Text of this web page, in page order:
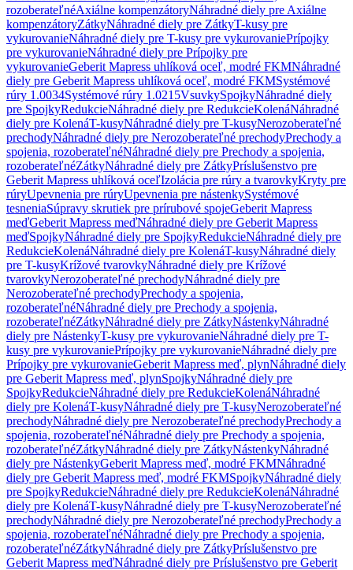
rozoberateľnéAxiálne kompenzátoryNáhradné diely pre Axiálne
kompenzátoryZátkyNáhradné diely pre ZátkyT-kusy pre
vykurovanieNáhradné diely pre T-kusy pre vykurovaniePrípojky
pre vykurovanieNáhradné diely pre Prípojky pre
vykurovanieGeberit Mapress uhlíková oceľ, modré FKMNáhradné
diely pre Geberit Mapress uhlíková oceľ, modré FKMSystémové
rúry 1.0034Systémové rúry 1.0215VsuvkySpojkyNáhradné diely
pre SpojkyRedukcieNáhradné diely pre RedukcieKolenáNáhradné
diely pre KolenáT-kusyNáhradné diely pre T-kusyNerozoberateľné
prechodyNáhradné diely pre Nerozoberateľné prechodyPrechody a
spojenia, rozoberateľnéNáhradné diely pre Prechody a spojenia,
rozoberateľnéZátkyNáhradné diely pre ZátkyPríslušenstvo pre
Geberit Mapress uhlíková oceľIzolácia pre rúry a tvarovkyKryty pre
rúryUpevnenia pre rúryUpevnenia pre nástenkySystémové
tesneniaSúpravy skrutiek pre prírubové spojeGeberit Mapress
meďGeberit Mapress meďNáhradné diely pre Geberit Mapress
meďSpojkyNáhradné diely pre SpojkyRedukcieNáhradné diely pre
RedukcieKolenáNáhradné diely pre KolenáT-kusyNáhradné diely
pre T-kusyKrížové tvarovkyNáhradné diely pre Krížové
tvarovkyNerozoberateľné prechodyNáhradné diely pre
Nerozoberateľné prechodyPrechody a spojenia,
rozoberateľnéNáhradné diely pre Prechody a spojenia,
rozoberateľnéZátkyNáhradné diely pre ZátkyNástenkyNáhradné
diely pre NástenkyT-kusy pre vykurovanieNáhradné diely pre T-
kusy pre vykurovaniePrípojky pre vykurovanieNáhradné diely pre
Prípojky pre vykurovanieGeberit Mapress meď, plynNáhradné diely
pre Geberit Mapress meď, plynSpojkyNáhradné diely pre
SpojkyRedukcieNáhradné diely pre RedukcieKolenáNáhradné
diely pre KolenáT-kusyNáhradné diely pre T-kusyNerozoberateľné
prechodyNáhradné diely pre Nerozoberateľné prechodyPrechody a
spojenia, rozoberateľnéNáhradné diely pre Prechody a spojenia,
rozoberateľnéZátkyNáhradné diely pre ZátkyNástenkyNáhradné
diely pre NástenkyGeberit Mapress meď, modré FKMNáhradné
diely pre Geberit Mapress meď, modré FKMSpojkyNáhradné diely
pre SpojkyRedukcieNáhradné diely pre RedukcieKolenáNáhradné
diely pre KolenáT-kusyNáhradné diely pre T-kusyNerozoberateľné
prechodyNáhradné diely pre Nerozoberateľné prechodyPrechody a
spojenia, rozoberateľnéNáhradné diely pre Prechody a spojenia,
rozoberateľnéZátkyNáhradné diely pre ZátkyPríslušenstvo pre
Geberit Mapress meďNáhradné diely pre Príslušenstvo pre Geberit